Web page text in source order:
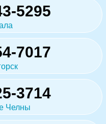
5295
7017
3714
Челны